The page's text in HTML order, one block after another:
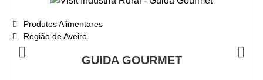
Produtos Alimentares
Região de Aveiro
GUIDA GOURMET